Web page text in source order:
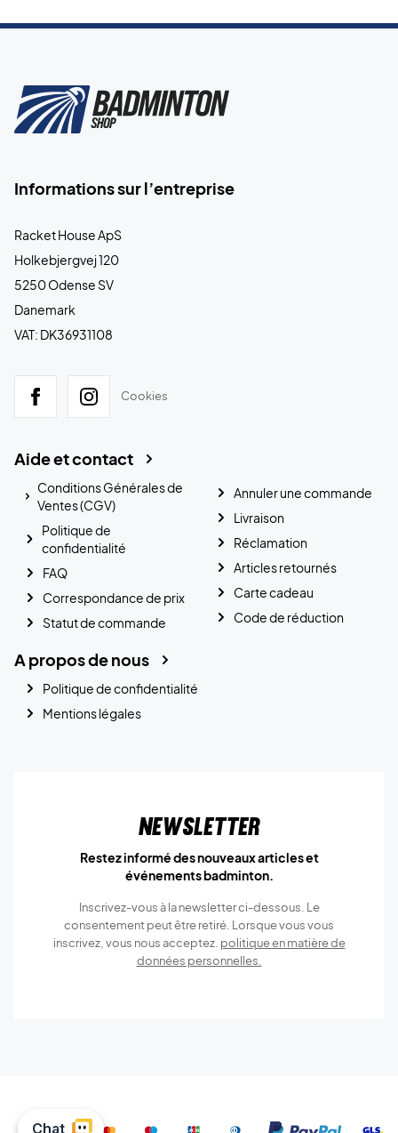
Informations sur l’entreprise
Racket House ApS
Holkebjergvej 120
5250 Odense SV
Danemark
VAT: DK36931108
Cookies
Aide et contact
Conditions Générales de
Ventes (CGV)
Politique de
confidentialité
FAQ
Correspondance de prix
Statut de commande
Annuler une commande
Livraison
Réclamation
Articles retournés
Carte cadeau
Code de réduction
A propos de nous
Politique de confidentialité
Mentions légales
Newsletter
Restez informé des nouveaux articles et
événements badminton.
Inscrivez-vous à la newsletter ci-dessous. Le
consentement peut être retiré. Lorsque vous vous
inscrivez, vous nous acceptez. politique en matière de
données personnelles.